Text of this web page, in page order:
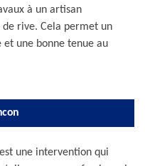
à un artisan
rive. Cela permet un
une bonne tenue au
une intervention qui